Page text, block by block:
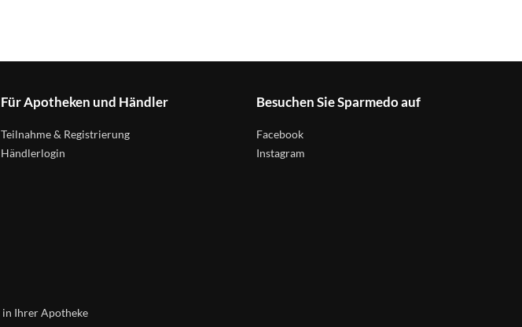
Für Apotheken und Händler
Teilnahme & Registrierung
Händlerlogin
Besuchen Sie Sparmedo auf
Facebook
Instagram
in Ihrer Apotheke